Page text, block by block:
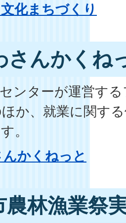
化まちづくり
さんかくね
ンターが運営す
か、就業に関す
。
かくねっと
農林漁業祭